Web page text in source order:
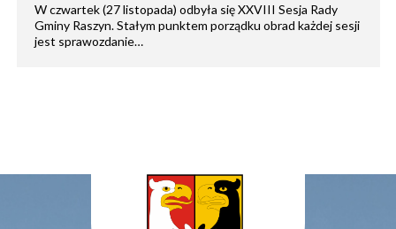
W czwartek (27 listopada) odbyła się XXVIII Sesja Rady
Gminy Raszyn. Stałym punktem porządku obrad każdej sesji
jest sprawozdanie…